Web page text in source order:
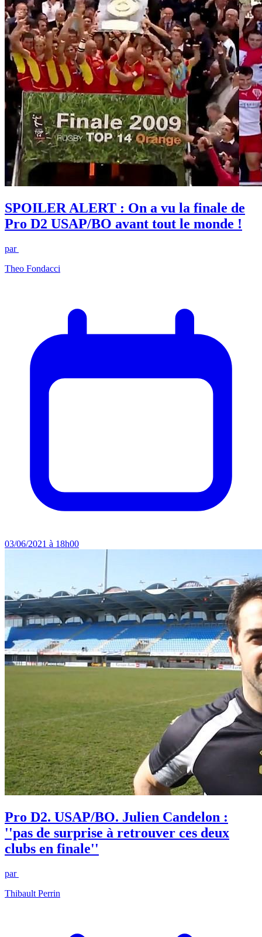
SPOILER ALERT : On a vu la finale de
Pro D2 USAP/BO avant tout le monde !
par
Theo Fondacci
03/06/2021 à 18h00
Pro D2. USAP/BO. Julien Candelon :
''pas de surprise à retrouver ces deux
clubs en finale''
par
Thibault Perrin